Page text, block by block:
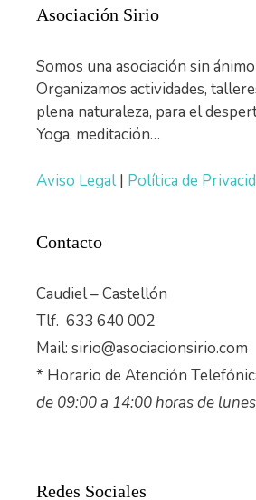
Asociación Sirio
Somos una asociación sin
Organizamos actividades,
plena naturaleza, para el
Yoga, meditación…
Aviso Legal| Política de
Contacto
Caudiel – Castellón
Tlf. 633 640 002
Mail: sirio@asociacionsirio.com
* Horario de Atención
de 09:00 a 14:00 horas de
Redes Sociales